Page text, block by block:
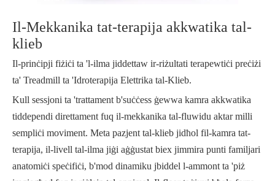
Il-Mekkanika tat-terapija akkwatika tal-
klieb
Il-prinċipji fiżiċi ta 'l-ilma jiddettaw ir-riżultati terapewtiċi preċiżi
ta' Treadmill ta 'Idroterapija Elettrika tal-Klieb.
Kull sessjoni ta 'trattament b'suċċess ġewwa kamra akkwatika
tiddependi direttament fuq il-mekkanika tal-fluwidu aktar milli
sempliċi moviment. Meta pazjent tal-klieb jidħol fil-kamra tat-
terapija, il-livell tal-ilma jiġi aġġustat biex jimmira punti familjari
anatomiċi speċifiċi, b'mod dinamiku jbiddel l-ammont ta 'piż